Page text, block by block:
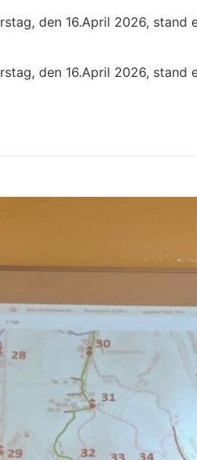
den 16.April 2026,
den 16.April 2026,